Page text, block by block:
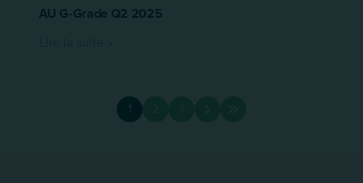
AU G-Grade Q2 2025
Page
1